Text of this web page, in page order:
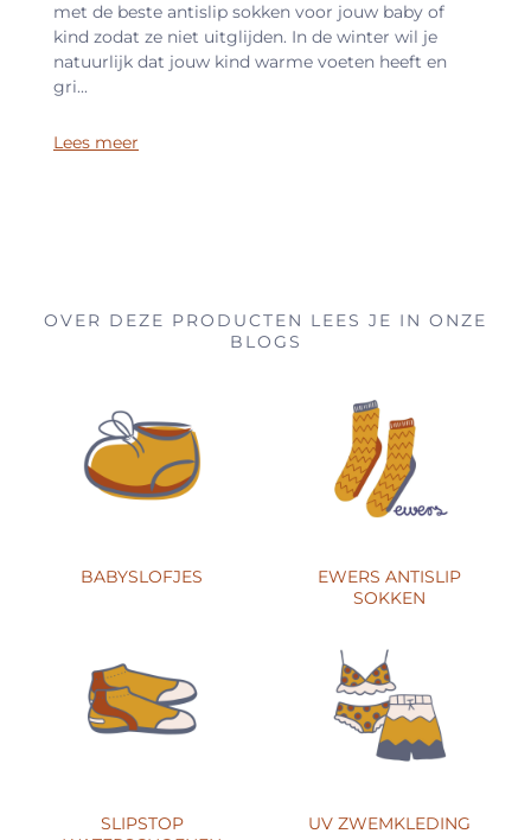
met de beste antislip sokken voor jouw baby of
kind zodat ze niet uitglijden. In de winter wil je
natuurlijk dat jouw kind warme voeten heeft en
gri...
Lees meer
OVER DEZE PRODUCTEN LEES JE IN ONZE
BLOGS
BABYSLOFJES
EWERS ANTISLIP
SOKKEN
SLIPSTOP
UV ZWEMKLEDING